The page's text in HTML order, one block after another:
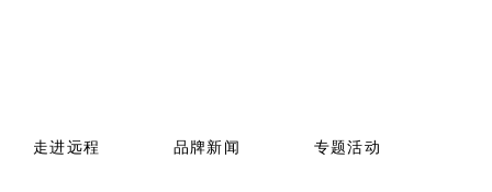
走进远程 品牌新闻 专题活动